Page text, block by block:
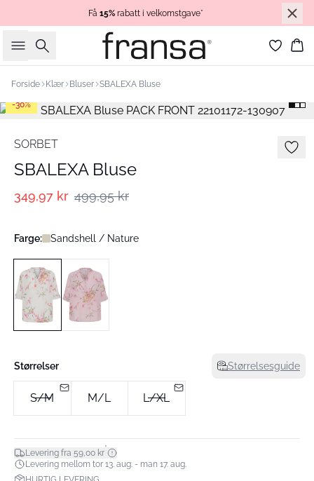
Få 15% rabatt i velkomstgave*
Søk
Forside Klær Bluser SBALEXA Bluse
-30%
SORBET
SBALEXA Bluse
349,97 kr 499,95 kr
Farge: Sandshell / Nature
Størrelser Størrelsesguide
S/M M/L L/XL
Levering fra 59,00 kr*
Levering mellom tor 13. aug. - man 17. aug.